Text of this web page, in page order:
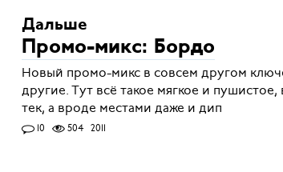
Дальше
Промо-микс: Бордо
Новый промо-микс в совсем другом
другие. Тут всё такое мягкое и пушистое,
тек, а вроде местами даже и дип
10 504 2011